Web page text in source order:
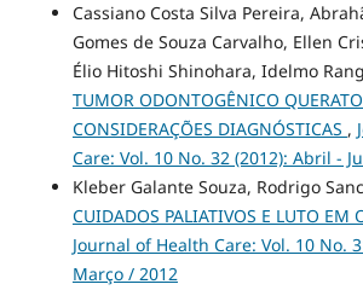
Cassiano Costa Silva Pereira,
Gomes de Souza Carvalho, Ellen
Élio Hitoshi Shinohara, Idelmo
TUMOR ODONTOGÊNICO
CONSIDERAÇÕES DIAGNÓSTICAS ,
Care: Vol. 10 No. 32 (2012): Abril -
Kleber Galante Souza, Rodrigo
CUIDADOS PALIATIVOS E LUTO EM
Journal of Health Care: Vol. 10 No.
Março / 2012